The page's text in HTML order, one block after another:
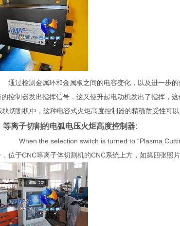
检测金属环和金属板之间的电容变化，以及进一步的
控制器发出指挥信号，这又使升起电动机发出了指挥，
块切割机中，这种电容式火炬高度控制器的精确耐受性可以
等离子切割的电弧电压火炬高度控制器:
When the selection switch is turned to “Plasma
位于CNC等离子体切割机的CNC系统上方，如第四张照片